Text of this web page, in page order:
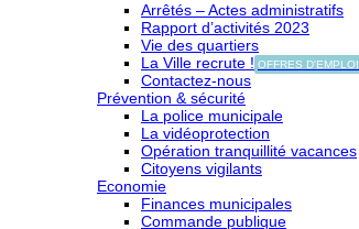
Arrêtés – Actes administratifs
Rapport d’activités 2023
Vie des quartiers
La Ville recrute ! OFFRES D'EMPLOI
Contactez-nous
Prévention & sécurité
La police municipale
La vidéoprotection
Opération tranquillité vacances
Citoyens vigilants
Economie
Finances municipales
Commande publique